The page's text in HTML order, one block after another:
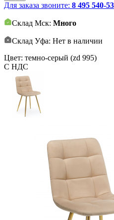
Для заказа звоните: 8 495 540-
Склад Мск: Много
Склад Уфа: Нет в наличии
Цвет: темно-серый (zd 995)
С НДС